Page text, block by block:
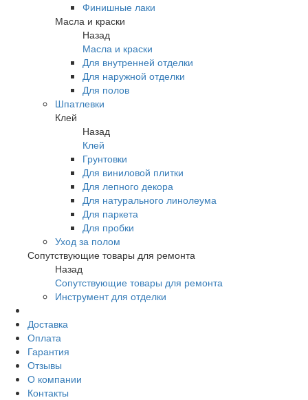
Финишные лаки
Масла и краски
Назад
Масла и краски
Для внутренней отделки
Для наружной отделки
Для полов
Шпатлевки
Клей
Назад
Клей
Грунтовки
Для виниловой плитки
Для лепного декора
Для натурального линолеума
Для паркета
Для пробки
Уход за полом
Сопутствующие товары для ремонта
Назад
Сопутствующие товары для ремонта
Инструмент для отделки
Доставка
Оплата
Гарантия
Отзывы
О компании
Контакты